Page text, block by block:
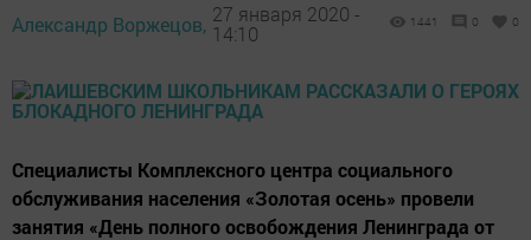
Александр Воржецов, 27 января 2020 -
14:10
1441 0 0
Специалисты Комплексного центра социального
обслуживания населения «Золотая осень» провели
занятия «День полного освобождения Ленинграда от